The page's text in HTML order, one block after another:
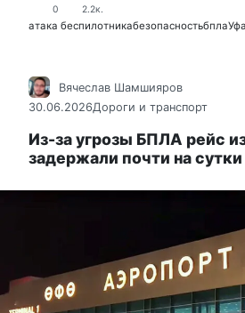
0 2.2к.
атака беспилотникабезопасностьбпла
Вячеслав Шамшияров
30.06.2026Дороги и транспорт
Из-за угрозы БПЛА рейс
задержали почти на сутки